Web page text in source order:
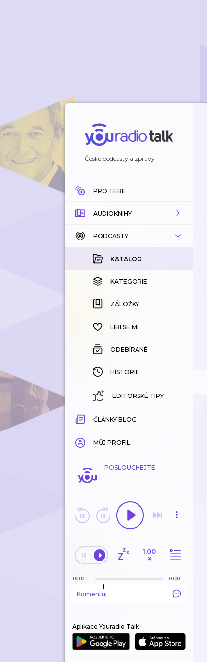
České podcasty a zprávy
PRO TEBE
AUDIOKNIHY
KATALOG
KOUPENÉ
KATEGORIE
ZÁLOŽKY
HISTORIE
PODCASTY
KATALOG
KATEGORIE
ZÁLOŽKY
LÍBÍ SE MI
ODEBÍRANÉ
HISTORIE
EDITORSKÉ TIPY
ČLÁNKY BLOG
MŮJ PROFIL
POSLOUCHEJTE
1.00
×
00:00 00:00
Komentuj
Aplikace Youradio Talk